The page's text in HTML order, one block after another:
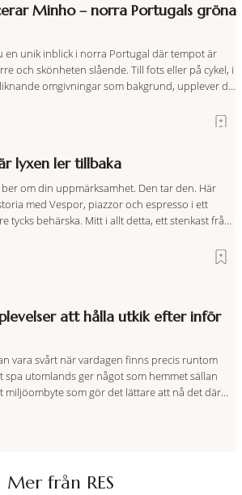
Minho – norra Portugals gröna
en unik inblick i norra Portugal där tempot är
och skönheten slående. Till fots eller på cykel, i
omgivningar som bakgrund, upplever du
är slow travel när det
lyxen ler tillbaka
om din uppmärksamhet. Den tar den. Här
med Vespor, piazzor och espresso i ett
tycks behärska. Mitt i allt detta, ett stenkast från
att
att hålla utkik efter inför
vara svårt när vardagen finns precis runtom
spa utomlands ger något som hemmet sällan
miljöombyte som gör det lättare att nå det där
Mer från RES